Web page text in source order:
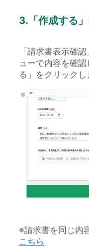
3.「作成する
「請求書表示確
ューで内容を確
る」をクリックし
※請求書を同じ内
こちら